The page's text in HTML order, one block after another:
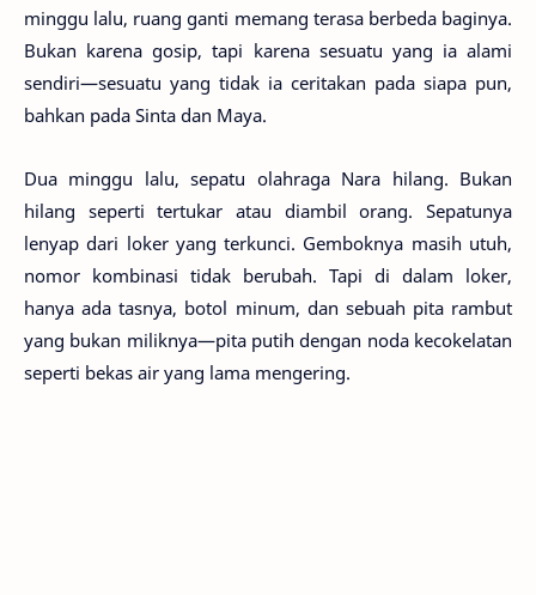
minggu lalu, ruang ganti memang terasa berbeda baginya.
Bukan karena gosip, tapi karena sesuatu yang ia alami
sendiri—sesuatu yang tidak ia ceritakan pada siapa pun,
bahkan pada Sinta dan Maya.
Dua minggu lalu, sepatu olahraga Nara hilang. Bukan
hilang seperti tertukar atau diambil orang. Sepatunya
lenyap dari loker yang terkunci. Gemboknya masih utuh,
nomor kombinasi tidak berubah. Tapi di dalam loker,
hanya ada tasnya, botol minum, dan sebuah pita rambut
yang bukan miliknya—pita putih dengan noda kecokelatan
seperti bekas air yang lama mengering.